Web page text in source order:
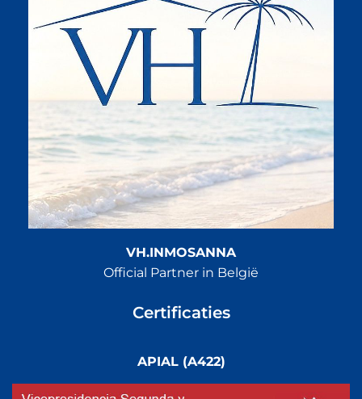
VH.INMOSANNA
Official Partner in België
Certificaties
APIAL (A422)